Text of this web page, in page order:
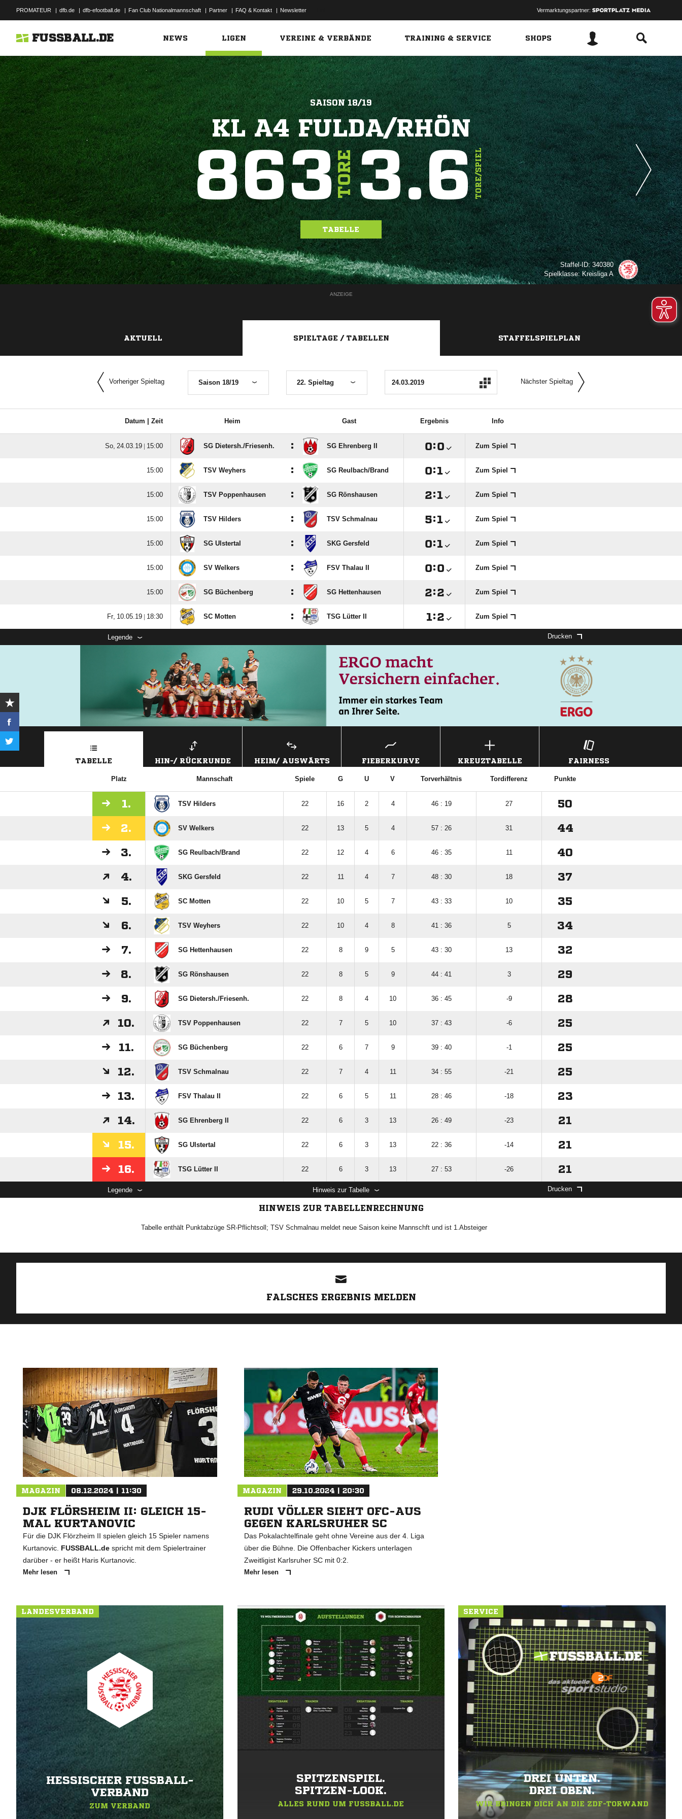
PROMATEUR | dfb.de | dfb-efootball.de | Fan Club Nationalmannschaft | Partner | FAQ & Kontakt | Newsletter Vermarktungspartner:
FUSSBALL.DE NEWS LIGEN VEREINE & VERBÄNDE TRAINING & SERVICE SHOPS
SAISON 18/19
KL A4 FULDA/RHÖN
863TORE3.6TORE/SPIEL
TABELLE
Staffel-ID: 340380
Spielklasse: Kreisliga A
ANZEIGE
AKTUELL SPIELTAGE / TABELLEN STAFFELSPIELPLAN
Vorheriger Spieltag Saison 18/19 22. Spieltag Nächster Spieltag
Datum | Zeit Heim Gast Ergebnis Info
  |  SG Dietersh./​Friesenh. : SG Ehrenberg II : Zum Spiel
 TSV Weyhers : SG Reulbach/​Brand : Zum Spiel
 TSV Poppenhausen : SG Rönshausen : Zum Spiel
 TSV Hilders : TSV Schmalnau : Zum Spiel
 SG Ulstertal : SKG Gersfeld : Zum Spiel
 SV Welkers : FSV Thalau II : Zum Spiel
 SG Büchenberg : SG Hettenhausen : Zum Spiel
  |  SC Motten : TSG Lütter II : Zum Spiel
Legende Drucken
TABELLE HIN-/ RÜCKRUNDE HEIM/ AUSWÄRTS FIEBERKURVE KREUZTABELLE FAIRNESS
Platz Mannschaft Spiele G U V Torverhältnis Tordifferenz Punkte
1. TSV Hilders 22 16 2 4 46 : 19 27 50
2. SV Welkers 22 13 5 4 57 : 26 31 44
3. SG Reulbach/​Brand 22 12 4 6 46 : 35 11 40
4. SKG Gersfeld 22 11 4 7 48 : 30 18 37
5. SC Motten 22 10 5 7 43 : 33 10 35
6. TSV Weyhers 22 10 4 8 41 : 36 5 34
7. SG Hettenhausen 22 8 9 5 43 : 30 13 32
8. SG Rönshausen 22 8 5 9 44 : 41 3 29
9. SG Dietersh./​Friesenh. 22 8 4 10 36 : 45 -9 28
10. TSV Poppenhausen 22 7 5 10 37 : 43 -6 25
11. SG Büchenberg 22 6 7 9 39 : 40 -1 25
12. TSV Schmalnau 22 7 4 11 34 : 55 -21 25
13. FSV Thalau II 22 6 5 11 28 : 46 -18 23
14. SG Ehrenberg II 22 6 3 13 26 : 49 -23 21
15. SG Ulstertal 22 6 3 13 22 : 36 -14 21
16. TSG Lütter II 22 6 3 13 27 : 53 -26 21
Legende Hinweis zur Tabelle Drucken
HINWEIS ZUR TABELLENRECHNUNG
Tabelle enthält Punktabzüge SR-Pflichtsoll; TSV Schmalnau meldet neue Saison keine Mannschft und ist 1.Absteiger
FALSCHES ERGEBNIS MELDEN
MAGAZIN 08.12.2024 | 11:30
DJK FLÖRSHEIM II: GLEICH 15-
MAL KURTANOVIC
Für die DJK Flörzheim II spielen gleich 15 Spieler namens
Kurtanovic. FUSSBALL.de spricht mit dem Spielertrainer
darüber - er heißt Haris Kurtanovic.
Mehr lesen
MAGAZIN 29.10.2024 | 20:30
RUDI VÖLLER SIEHT OFC-AUS
GEGEN KARLSRUHER SC
Das Pokalachtelfinale geht ohne Vereine aus der 4. Liga
über die Bühne. Die Offenbacher Kickers unterlagen
Zweitligist Karlsruher SC mit 0:2.
Mehr lesen
LANDESVERBAND
HESSISCHER FUSSBALL-V
ERBAND
ZUM VERBAND
SPITZENSPIEL.
SPITZEN-LOOK.
ALLES RUND UM FUSSBALL.DE
SERVICE
DREI UNTEN.
DREI OBEN.
WIR BRINGEN DICH AN DIE ZDF-TORWAND